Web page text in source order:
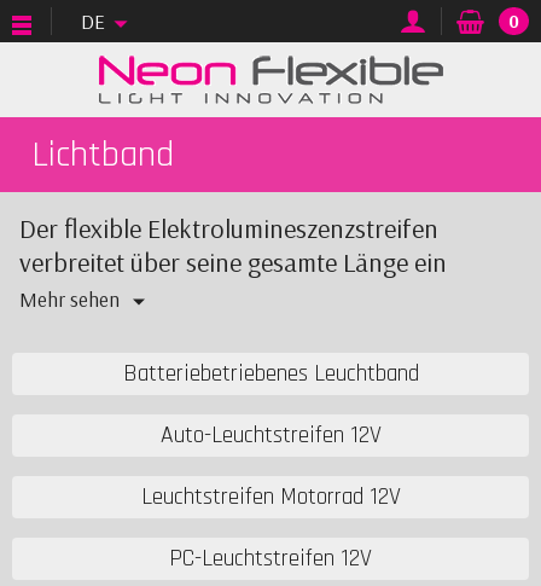
DE 0
Lichtband
Der flexible Elektrolumineszenzstreifen
verbreitet über seine gesamte Länge ein
konstantes Licht. Es wird in der Dämmerung
Längen und Farben stehen zur Auswahl. Je
Batteriebetrieb, 12V oder 220V Netzstrom.
Mehr sehen
Batteriebetriebenes Leuchtband
Auto-Leuchtstreifen 12V
Leuchtstreifen Motorrad 12V
PC-Leuchtstreifen 12V